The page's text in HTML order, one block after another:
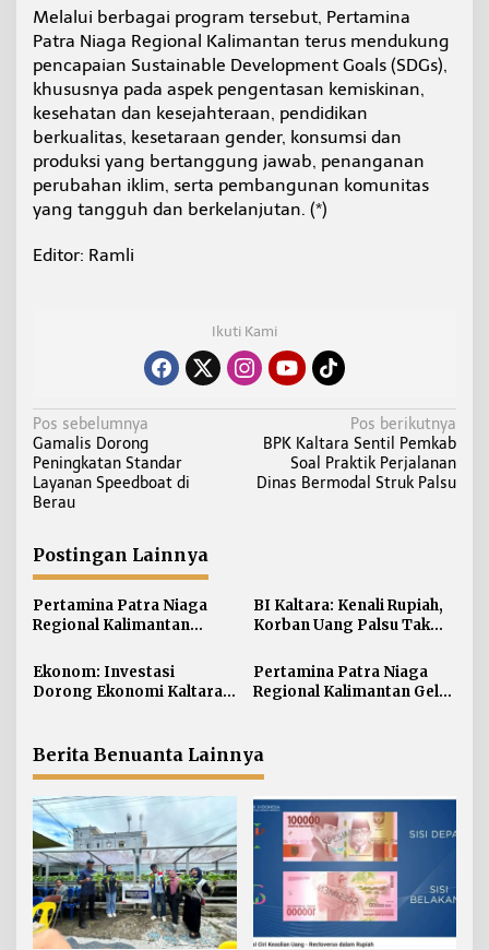
Melalui berbagai program tersebut, Pertamina
Patra Niaga Regional Kalimantan terus mendukung
pencapaian Sustainable Development Goals (SDGs),
khususnya pada aspek pengentasan kemiskinan,
kesehatan dan kesejahteraan, pendidikan
berkualitas, kesetaraan gender, konsumsi dan
produksi yang bertanggung jawab, penanganan
perubahan iklim, serta pembangunan komunitas
yang tangguh dan berkelanjutan. (*)
Editor: Ramli
Ikuti Kami
N
a
v
i
a
s
i
p
o
s
Pos sebelumnya
Gamalis Dorong
Peningkatan Standar
Layanan Speedboat di
Berau
Pos berikutnya
BPK Kaltara Sentil Pemkab
Soal Praktik Perjalanan
Dinas Bermodal Struk Palsu
Postingan Lainnya
Pertamina Patra Niaga
Regional Kalimantan
ISRA 2026
BI Kaltara: Kenali Rupiah,
Korban Uang Palsu Tak
Ekonom: Investasi
Dorong Ekonomi Kaltara,
Pertamina Patra Niaga
Regional Kalimantan Gelar
Berita Benuanta Lainnya